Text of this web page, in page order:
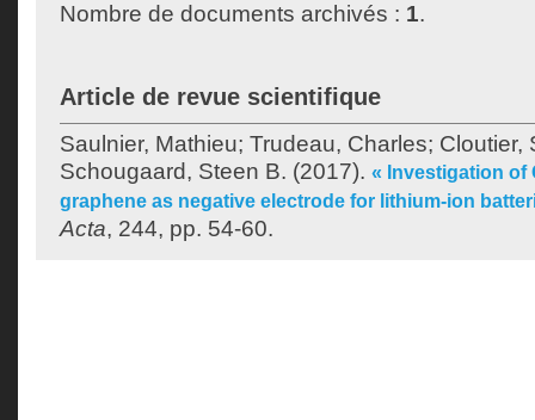
Nombre de documents archivés : 1.
Article de revue scientifique
Saulnier, Mathieu; Trudeau, Charles; Cloutier,
Schougaard, Steen B. (2017). « Investigation of
graphene as negative electrode for lithium-ion
Acta, 244, pp. 54-60.